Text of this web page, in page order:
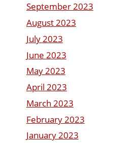
September 2023
August 2023
July 2023
June 2023
May 2023
April 2023
March 2023
February 2023
January 2023